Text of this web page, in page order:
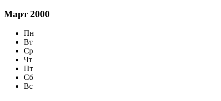
Март 2000
Пн
Вт
Ср
Чт
Пт
Сб
Вс